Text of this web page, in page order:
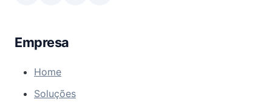
Empresa
Home
Soluções